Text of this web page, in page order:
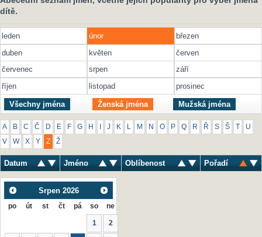
dítě.
leden únor
březen
duben
květen
červen
červenec
srpen
září
říjen
listopad prosinec
Všechny jména Ženská jména Mužská jména
A B C Č D E F G H J K M N O P Q R Ř S Š U
V W X Y Z Ž
Datum Jméno Oblíbenost Pořadí
Srpen 2026
po út st čt pá so ne
1 2